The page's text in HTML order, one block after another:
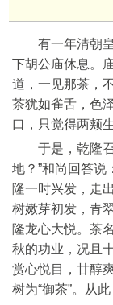
有一年清朝
下胡公庙休息。
道，一见那茶，
茶犹如雀舌，色
口，只觉得两颊
于是，乾隆
地？”和尚回答说
隆一时兴发，走
树嫩芽初发，青
隆龙心大悦。茶
秋的功业，况且
赏心悦目，甘醇
树为“御茶”。从